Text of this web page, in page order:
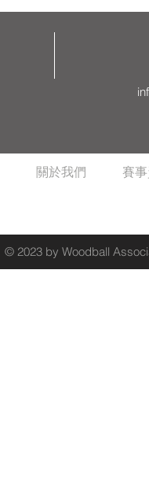
關於我們 賽
© 2023 by Woodball